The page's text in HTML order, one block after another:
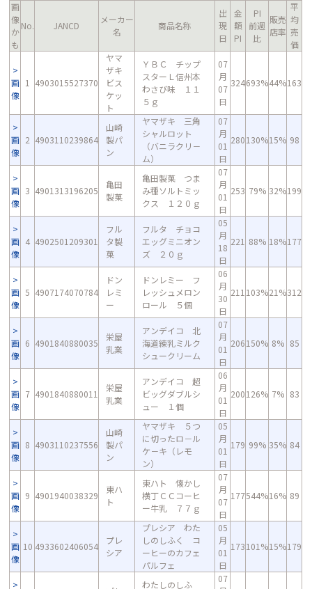
画
像
か
も
No. JANCD
メーカー
名
商品名称
出
現
日
金
額
PI
PI
前週
比
販売
店率
平
均
売
価
画
像
1 4903015527370
ヤマ
ザキ
ビス
ケッ
ト
ＹＢＣ チップ
スターＬ信州本
わさび味 １１
５ｇ
07
月
07
日
324693%44%163
画
像
2 4903110239864
山崎
製パ
ン
ヤマザキ 三角
シャルロット
（バニラクリ－
ム）
07
月
01
日
280130%15% 98
画
像
3 4901313196205
亀田
製菓
亀田製菓 つま
み種ソルトミッ
クス １２０ｇ
07
月
01
日
253 79% 32%199
画
像
4 4902501209301
フル
タ製
菓
フルタ チョコ
エッグミニオン
ズ ２０ｇ
05
月
18
日
221 88% 18%177
画
像
5 4907174070784
ドン
レミ
ー
ドンレミー フ
レッシュメロン
ロール ５個
06
月
30
日
211 103%21%312
画
像
6 4901840880035
栄屋
乳業
アンデイコ 北
海道練乳ミルク
シュークリーム
07
月
01
日
206150% 8% 85
画
像
7 4901840880011
栄屋
乳業
アンデイコ 超
ビッグダブルシ
ュー １個
06
月
01
日
200126% 7% 83
画
像
8 4903110237556
山崎
製パ
ン
ヤマザキ ５つ
に切ったロ－ル
ケ－キ（レモ
ン）
05
月
01
日
179 99% 35% 84
画
像
9 4901940038329
東ハ
ト
東ハト 懐かし
横丁ＣＣコーヒ
ー牛乳 ７７ｇ
07
月
07
日
177544%16% 89
画
像
10 4933602406054
プレ
シア
プレシア わた
しのしふく コ
ーヒーのカフェ
パルフェ
05
月
01
日
173101%15%179
わたしのしふ
07